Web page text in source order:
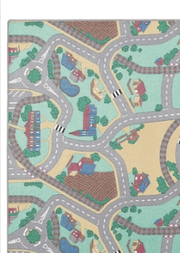
Filialabholung
Einen Moment bitte...